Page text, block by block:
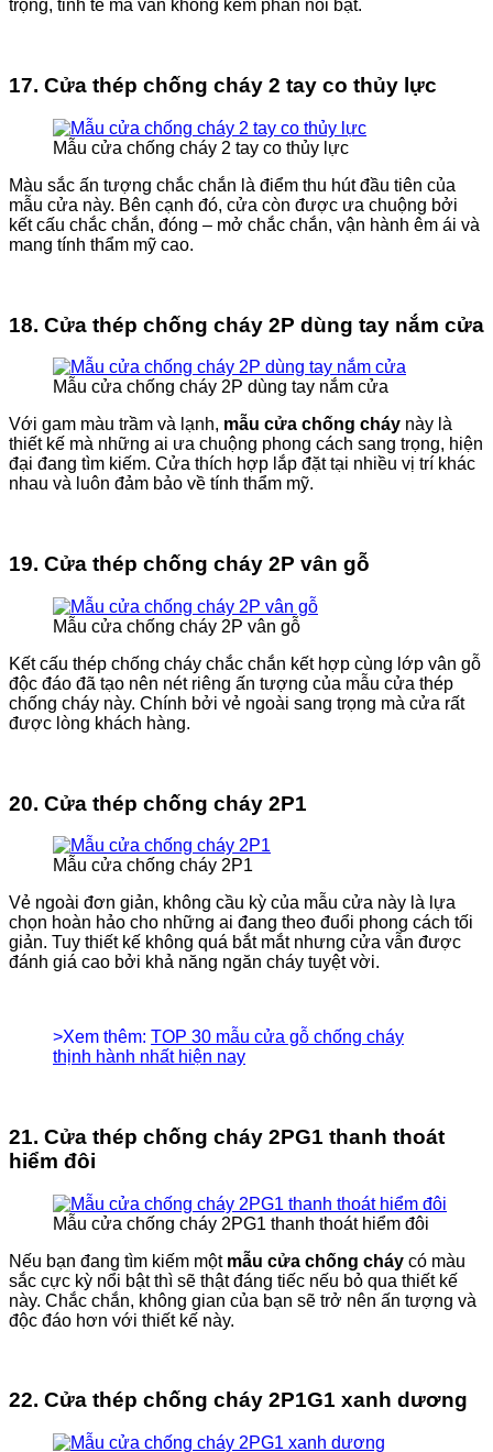
trọng, tinh tế mà vẫn không kém phần nổi bật.
17. Cửa thép chống cháy 2 tay co thủy lực
Mẫu cửa chống cháy 2 tay co thủy lực
Màu sắc ấn tượng chắc chắn là điểm thu hút đầu tiên của
mẫu cửa này. Bên cạnh đó, cửa còn được ưa chuộng bởi
kết cấu chắc chắn, đóng – mở chắc chắn, vận hành êm ái và
mang tính thẩm mỹ cao.
18. Cửa thép chống cháy 2P dùng tay nắm cửa
Mẫu cửa chống cháy 2P dùng tay nắm cửa
Với gam màu trầm và lạnh, mẫu cửa chống cháy này là
thiết kế mà những ai ưa chuộng phong cách sang trọng, hiện
đại đang tìm kiếm. Cửa thích hợp lắp đặt tại nhiều vị trí khác
nhau và luôn đảm bảo về tính thẩm mỹ.
19. Cửa thép chống cháy 2P vân gỗ
Mẫu cửa chống cháy 2P vân gỗ
Kết cấu thép chống cháy chắc chắn kết hợp cùng lớp vân gỗ
độc đáo đã tạo nên nét riêng ấn tượng của mẫu cửa thép
chống cháy này. Chính bởi vẻ ngoài sang trọng mà cửa rất
được lòng khách hàng.
20. Cửa thép chống cháy 2P1
Mẫu cửa chống cháy 2P1
Vẻ ngoài đơn giản, không cầu kỳ của mẫu cửa này là lựa
chọn hoàn hảo cho những ai đang theo đuổi phong cách tối
giản. Tuy thiết kế không quá bắt mắt nhưng cửa vẫn được
đánh giá cao bởi khả năng ngăn cháy tuyệt vời.
>Xem thêm: TOP 30 mẫu cửa gỗ chống cháy
thịnh hành nhất hiện nay
21. Cửa thép chống cháy 2PG1 thanh thoát
hiểm đôi
Mẫu cửa chống cháy 2PG1 thanh thoát hiểm đôi
Nếu bạn đang tìm kiếm một mẫu cửa chống cháy có màu
sắc cực kỳ nổi bật thì sẽ thật đáng tiếc nếu bỏ qua thiết kế
này. Chắc chắn, không gian của bạn sẽ trở nên ấn tượng và
độc đáo hơn với thiết kế này.
22. Cửa thép chống cháy 2P1G1 xanh dương